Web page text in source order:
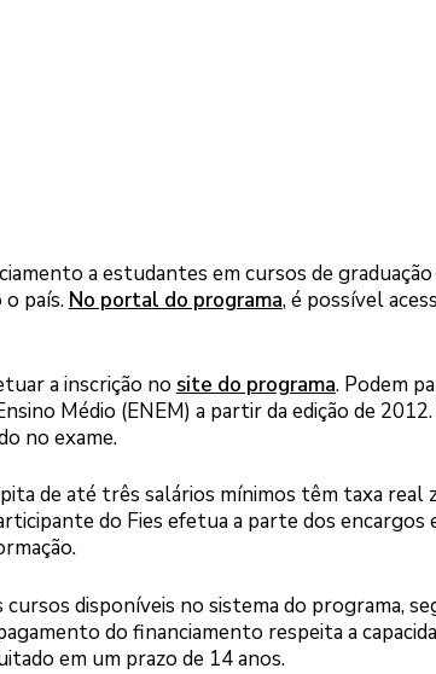
a estudantes em cursos de
país. No portal do programa, é possível
a inscrição no site do programa. Podem
Médio (ENEM) a partir da edição de
no exame.
de até três salários mínimos têm taxa real
do Fies efetua a parte dos encargos
disponíveis no sistema do programa,
do financiamento respeita a
em um prazo de 14 anos.